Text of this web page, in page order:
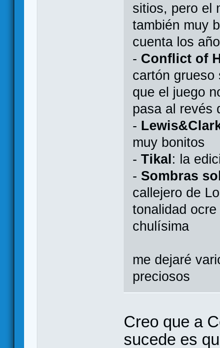
sitios, pero el
también muy
cuenta los
- Conflict of
cartón grueso
que el juego
pasa al revés
-
muy bonitos
-Tikal : la
- Sombras
callejero de
tonalidad
chulísima
me dejaré
preciosos
Creo que a
sucede es